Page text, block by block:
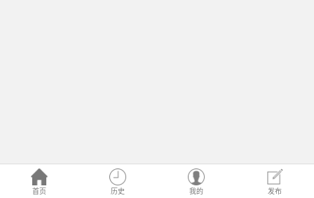
首页 历史 我的 发布